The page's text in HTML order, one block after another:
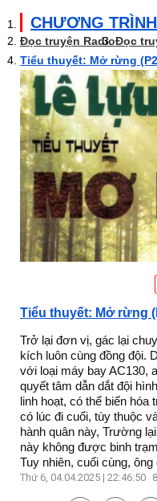
CHƯƠNG
Đọc truyện RadioĐọc
Tiểu thuyết: Mở rừng
Tiểu thuyết: Mở rừng
Trở lại đơn vị, gác lại
kích luôn cùng đồng đội.
với loại máy bay AC130,
quyết tâm dẫn dắt đội
linh hoạt, có thể biến hóa
có lúc đi cuối, tùy thuộc
hành quân này, Trường
này không được binh
Tuy nhiên, cuối cùng, ông
Thứ 6, 04.04.2025 | 22:46:50